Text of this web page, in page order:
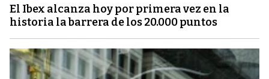
El Ibex alcanza hoy por primera vez en la
historia la barrera de los 20.000 puntos